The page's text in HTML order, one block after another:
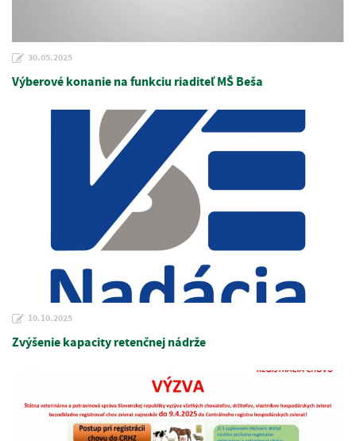
30.05.2025
Výberové konanie na funkciu riaditeľ MŠ Beša
10.10.2025
Zvýšenie kapacity retenčnej nádrže